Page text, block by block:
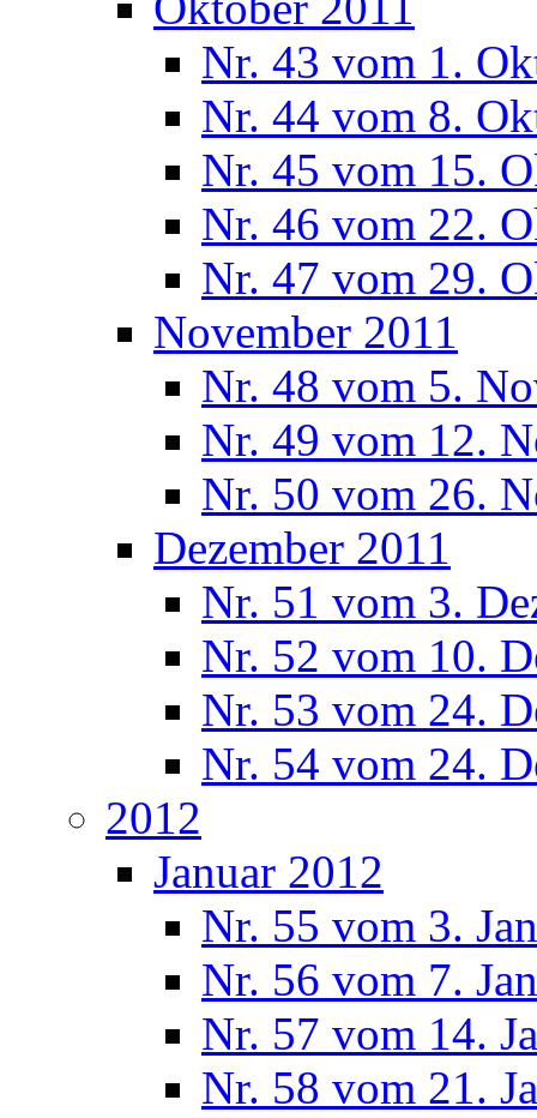
Nr. 43 vom 1.
Nr. 44 vom 8.
Nr. 45 vom 15.
Nr. 46 vom 22.
Nr. 47 vom 29.
November 2011
Nr. 48 vom 5.
Nr. 49 vom 12.
Nr. 50 vom 26.
Dezember 2011
Nr. 51 vom 3.
Nr. 52 vom 10.
Nr. 53 vom 24.
Nr. 54 vom 24.
2012
Januar 2012
Nr. 55 vom 3.
Nr. 56 vom 7.
Nr. 57 vom 14.
Nr. 58 vom 21.